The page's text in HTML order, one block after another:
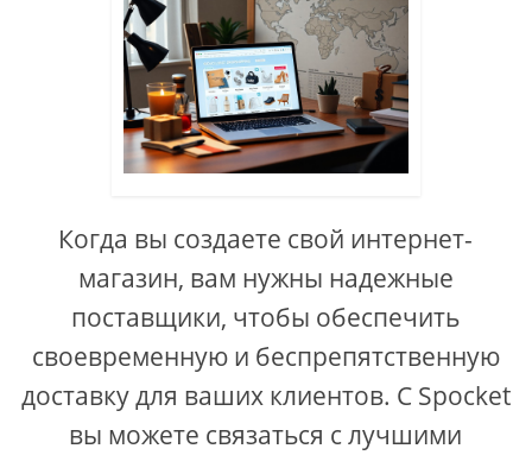
Когда вы создаете свой интернет-
магазин, вам нужны надежные
поставщики, чтобы обеспечить
своевременную и беспрепятственную
доставку для ваших клиентов. С Spocket
вы можете связаться с лучшими